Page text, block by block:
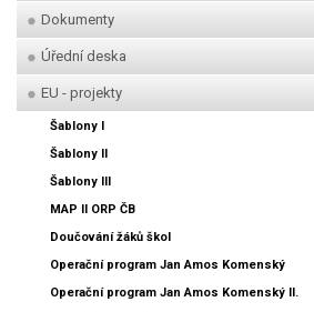
Dokumenty
Úřední deska
EU - projekty
Šablony I
Šablony II
Šablony III
MAP II ORP ČB
Doučování žáků škol
Operační program Jan Amos Komenský
Operační program Jan Amos Komenský II.